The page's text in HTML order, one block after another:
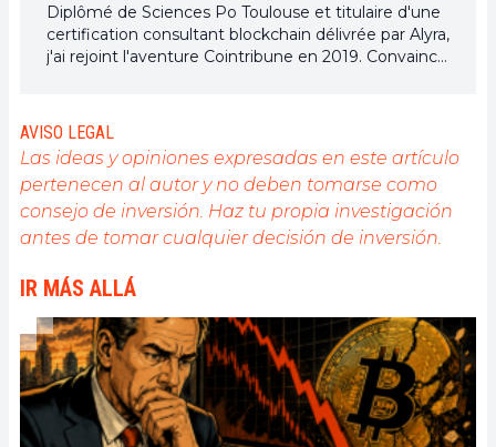
Diplômé de Sciences Po Toulouse et titulaire d'une
certification consultant blockchain délivrée par Alyra,
j'ai rejoint l'aventure Cointribune en 2019. Convaincu
l'engagement de sensibiliser et d'informer le grand
public sur cet écosystème en constante évolution.
Mon objectif est de permettre à chacun de mieux
comprendre la blockchain et de saisir les
opportunités qu'elle offre. Je m'efforce chaque jour
de fournir une analyse objective de l'actualité, de
dernières innovations technologiques et de mettre
en perspective les enjeux économiques et
sociétaux de cette révolution en marche.
AVISO LEGAL
Las ideas y opiniones expresadas en este artículo
pertenecen al autor y no deben tomarse como
consejo de inversión. Haz tu propia investigación
antes de tomar cualquier decisión de inversión.
IR MÁS ALLÁ